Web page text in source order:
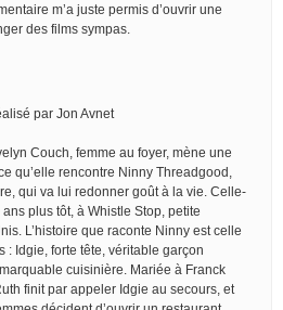
m’a juste permis d’ouvrir une
des films sympas.
par Jon Avnet
Couch, femme au foyer, mène une
qu’elle rencontre Ninny Threadgood,
qui va lui redonner goût à la vie. Celle-
plus tôt, à Whistle Stop, petite
L’histoire que raconte Ninny est celle
: Idgie, forte tête, véritable garçon
cuisinière. Mariée à Franck
finit par appeler Idgie au secours, et